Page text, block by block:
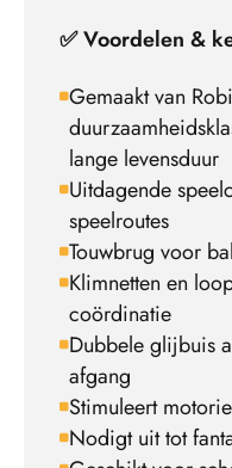
✅ Voordelen &
Gemaakt van
lange levensduur
Uitdagende
speelroutes
Touwbrug voor
Klimnetten en
coördinatie
Dubbele glijbuis
afgang
Stimuleert
Nodigt uit tot